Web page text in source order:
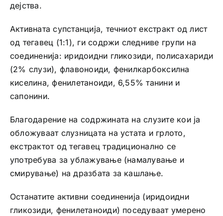
дејства.
Активната супстанција, течниот екстракт од лист
од тегавец (1:1), ги содржи следниве групи на
соединенија: иридоидни гликозиди, полисахариди
(2% слузи), флавоноиди, фенилкарбоксилна
киселина, фенилетаноиди, 6,55% танини и
сапонини.
Благодарение на содржината на слузите кои ја
обложуваат слузницата на устата и грлото,
екстрактот од тегавец традиционално се
употребува за ублажување (намалување и
смирување) на дразбата за кашлање.
Останатите активни соединенија (иридоидни
гликозиди, фенилетаноиди) поседуваат умерено